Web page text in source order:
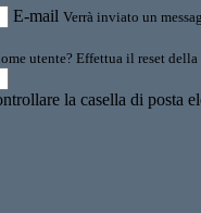
E-mail Verrà inviato un
utente? Effettua il reset
la casella di posta